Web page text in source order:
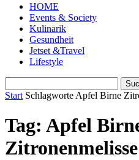
HOME
Events & Society
Kulinarik
Gesundheit
Jetset &Travel
Lifestyle
Start Schlagworte Apfel Birne
Tag: Apfel
Zitronenmelisse